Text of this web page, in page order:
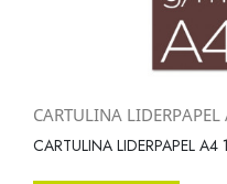
CARTULINA LIDERPAPEL
CARTULINA LIDERPAPEL